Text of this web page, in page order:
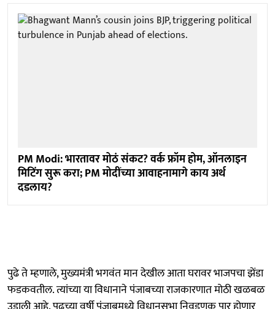
PM Modi: भारतावर मोठं संकट? वर्क फ्रॉम होम, ऑनलाइन
मिटिंग सुरू करा; PM मोदींच्या आवाहनामागे काय अर्थ
दडलाय?
पुढे ते म्हणाले, मुख्यमंत्री भगवंत मान देखील आता घरावर भाजपचा झेंडा
फडकवतील. त्यांच्या या विधानाने पंजाबच्या राजकारणात मोठी खळबळ